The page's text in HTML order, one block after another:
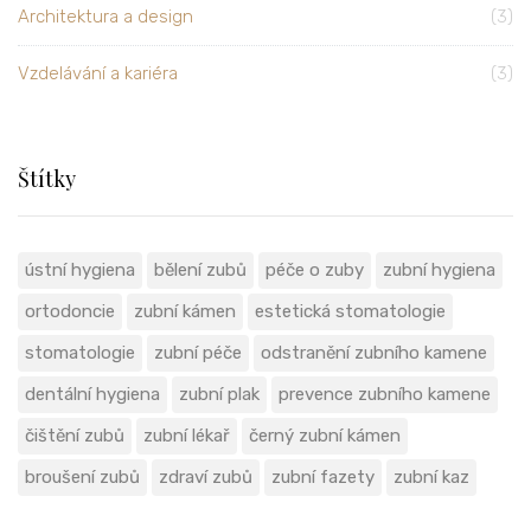
Architektura a design (3)
Vzdelávání a kariéra (3)
Štítky
ústní hygiena bělení zubů péče o zuby
zubní hygiena
ortodoncie
zubní kámen
estetická stomatologie
stomatologie
zubní péče
odstranění zubního kamene
dentální hygiena
zubní plak
prevence zubního kamene
čištění zubů
zubní lékař
černý zubní kámen
broušení zubů
zdraví zubů zubní fazety zubní kaz